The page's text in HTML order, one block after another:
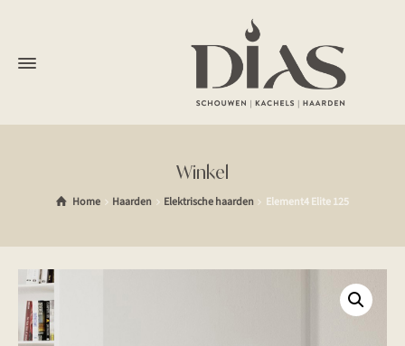
Winkel
Home Haarden Elektrische haarden Element4 Elite 125